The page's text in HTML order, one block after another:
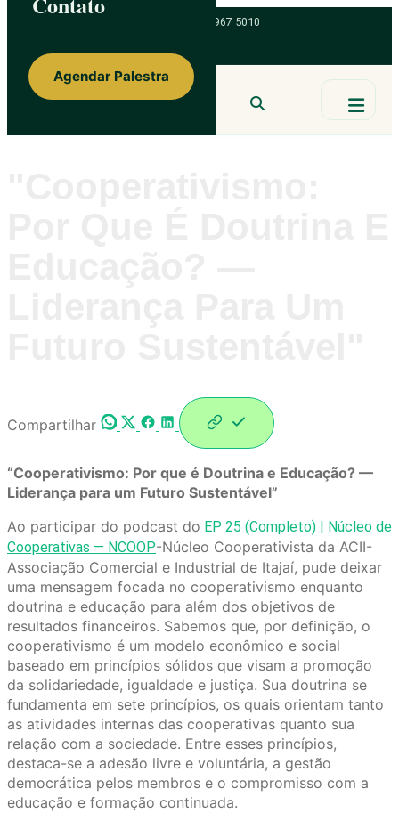
47 9 9967 5010
Ainor Lotério
Agendar Palestra
Compartilhar
“Cooperativismo: Por que é Doutrina e Educação? —
Liderança para um Futuro Sustentável”
Ao participar do podcast do EP 25 (Completo) | Núcleo de
Cooperativas — NCOOP-Núcleo Cooperativista da ACII-
Associação Comercial e Industrial de Itajaí, pude deixar
uma mensagem focada no cooperativismo enquanto
doutrina e educação para além dos objetivos de
resultados financeiros. Sabemos que, por definição, o
cooperativismo é um modelo econômico e social
baseado em princípios sólidos que visam a promoção
da solidariedade, igualdade e justiça. Sua doutrina se
fundamenta em sete princípios, os quais orientam tanto
as atividades internas das cooperativas quanto sua
relação com a sociedade. Entre esses princípios,
destaca-se a adesão livre e voluntária, a gestão
democrática pelos membros e o compromisso com a
educação e formação continuada.